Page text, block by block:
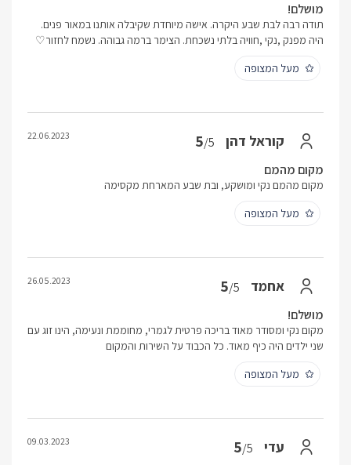
מושלם!
תודה רבה לבת שבע היקרה. אישה מיוחדת שקיבלה אותנו במאור פנים.
היה מפנק ,נקי ,חוויה בלתי נשכחת. הצימר ברמה גבוהה. נשמח לחזור♡
מעל המצופה
קוראל דהן 5/5
22.06.2023
מקום מהמם
מקום מהמם נקי ומושקע, ובת שבע המארחת מקסימה
מעל המצופה
אחמד 5/5
26.05.2023
מושלם!
מקום נקי ומסודר מאוד בריכה פרטית לגמרי, מחוממת ונעימה, הינו זוג עם
שני ילדים היה כיף מאוד. כל הכבוד על השירות והמקום
מעל המצופה
עדי 5/5
09.03.2023